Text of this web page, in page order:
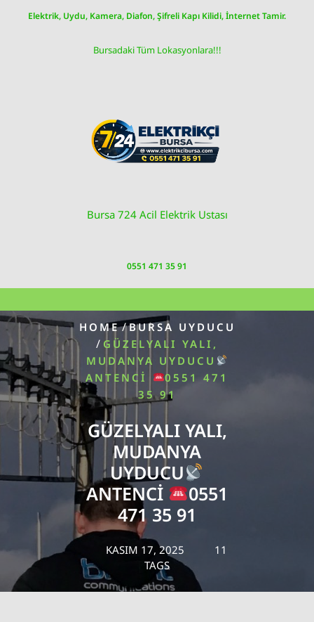
Elektrik, Uydu, Kamera, Diafon, Şifreli Kapı Kilidi, İnternet Tamir.
Bursadaki Tüm Lokasyonlara!!!
Bursa 724 Acil Elektrik Ustası
0551 471 35 91
HOME/BURSA UYDUCU
/ GÜZELYALI YALI,
MUDANYA UYDUCU
ANTENCI
0551 471
35 91
GÜZELYALI YALI,
MUDANYA
UYDUCU
ANTENCI
0551
471 35 91
KASIM 17, 2025
11
TAGS